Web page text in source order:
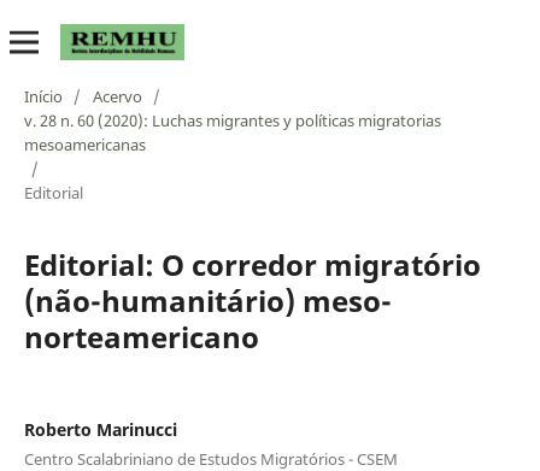
Início / Acervo
/
v. 28 n. 60 (2020): Luchas migrantes y políticas migratorias
mesoamericanas
/
Editorial
Editorial: O corredor migratório
(não-humanitário) meso-
norteamericano
Roberto Marinucci
Centro Scalabriniano de Estudos Migratórios - CSEM